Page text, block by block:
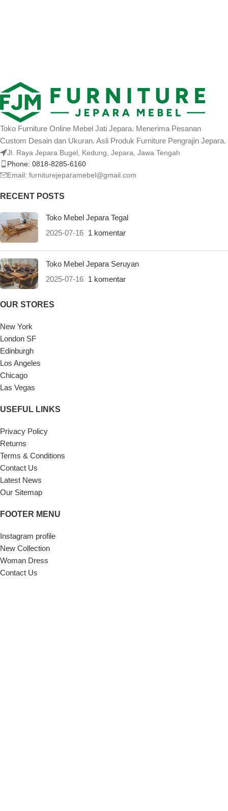
Toko Furniture Online Mebel Jati Jepara. Menerima Pesanan
Custom Desain dan Ukuran. Asli Produk Furniture Pengrajin Jepara.
Jl. Raya Jepara Bugel, Kedung, Jepara, Jawa Tengah
Phone: 0818-8285-6160
Email: furniturejeparamebel@gmail.com
RECENT POSTS
Toko Mebel Jepara Tegal
2025-07-16 1 komentar
Toko Mebel Jepara Seruyan
2025-07-16 1 komentar
OUR STORES
New York
London SF
Edinburgh
Los Angeles
Chicago
Las Vegas
USEFUL LINKS
Privacy Policy
Returns
Terms & Conditions
Contact Us
Latest News
Our Sitemap
FOOTER MENU
Instagram profile
New Collection
Woman Dress
Contact Us